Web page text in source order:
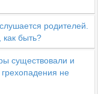
родителей.
быть?
существовали и
не